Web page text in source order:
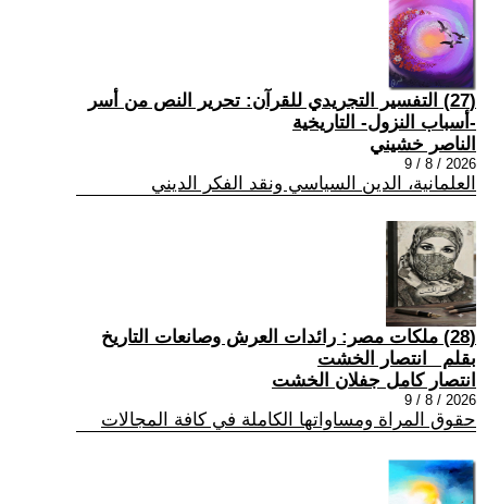
(27) التفسير التجريدي للقرآن: تحرير النص من أسر
-أسباب النزول- التاريخية
الناصر خشيني
2026 / 8 / 9
العلمانية، الدين السياسي ونقد الفكر الديني
(28) ملكات مصر: رائدات العرش وصانعات التاريخ
بقلم _انتصار الخشت
انتصار كامل جفلان الخشت
2026 / 8 / 9
حقوق المراة ومساواتها الكاملة في كافة المجالات